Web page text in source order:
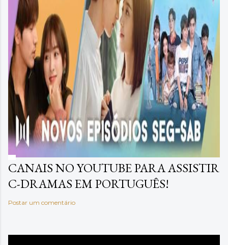
CANAIS NO YOUTUBE PARA ASSISTIR
C-DRAMAS EM PORTUGUÊS!
Postar um comentário